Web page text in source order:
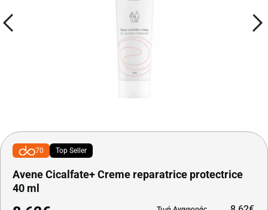
70 Top Seller
Avene Cicalfate+ Creme reparatrice protectrice
40 ml